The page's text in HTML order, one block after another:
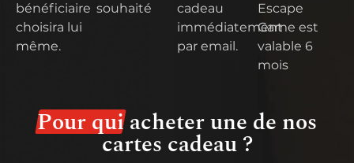
bénéficiaire
choisira lui
même.
souhaité
cadeau
immédiatement
par email.
Escape
Game est
valable 6
mois
Pour quiacheter une de nos
cartes cadeau ?